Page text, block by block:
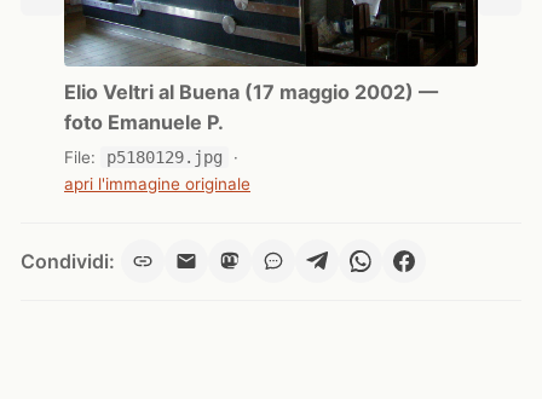
Elio Veltri al Buena (17 maggio 2002) —
foto Emanuele P.
File: p5180129.jpg
·
apri l'immagine originale
Condividi: